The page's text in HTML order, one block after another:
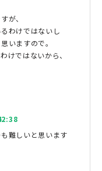
が、
わけではないし
いますので。
けではないから、
難しいと思います